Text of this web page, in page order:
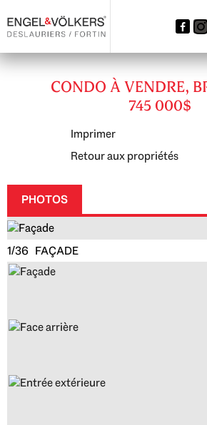
CONDO À VENDRE,
745 000$
Imprimer
Retour aux propriétés
PHOTOS
1/36 FAÇADE